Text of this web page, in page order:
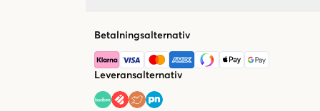
Betalningsalternativ
Leveransalternativ